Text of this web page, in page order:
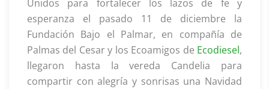
Unidos para fortalecer los lazos de fe y
esperanza el pasado 11 de diciembre la
Fundación Bajo el Palmar, en compañía de
Palmas del Cesar y los Ecoamigos de Ecodiesel,
llegaron hasta la vereda Candelia para
compartir con alegría y sonrisas una Navidad